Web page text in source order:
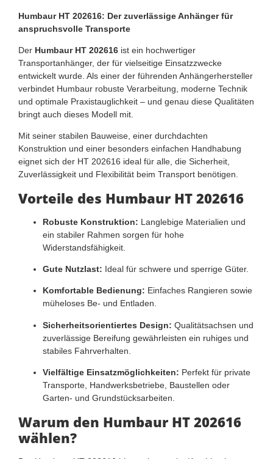
Humbaur HT 202616: Der zuverlässige Anhänger für
anspruchsvolle Transporte
Der Humbaur HT 202616 ist ein hochwertiger
Transportanhänger, der für vielseitige Einsatzzwecke
entwickelt wurde. Als einer der führenden Anhängerhersteller
verbindet Humbaur robuste Verarbeitung, moderne Technik
und optimale Praxistauglichkeit – und genau diese Qualitäten
bringt auch dieses Modell mit.
Mit seiner stabilen Bauweise, einer durchdachten
Konstruktion und einer besonders einfachen Handhabung
eignet sich der HT 202616 ideal für alle, die Sicherheit,
Zuverlässigkeit und Flexibilität beim Transport benötigen.
Vorteile des Humbaur HT 202616
Robuste Konstruktion: Langlebige Materialien und
ein stabiler Rahmen sorgen für hohe
Widerstandsfähigkeit.
Gute Nutzlast: Ideal für schwere und sperrige Güter.
Komfortable Bedienung: Einfaches Rangieren sowie
müheloses Be- und Entladen.
Sicherheitsorientiertes Design: Qualitätsachsen und
zuverlässige Bereifung gewährleisten ein ruhiges und
stabiles Fahrverhalten.
Vielfältige Einsatzmöglichkeiten: Perfekt für private
Transporte, Handwerksbetriebe, Baustellen oder
Garten- und Grundstücksarbeiten.
Warum den Humbaur HT 202616
wählen?